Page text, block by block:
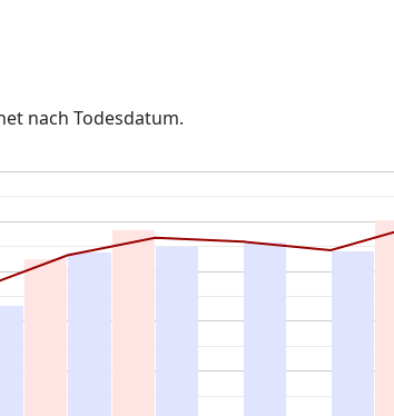
nach Todesdatum.